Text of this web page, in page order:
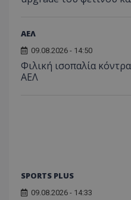
ΑΕΛ
09.08.2026 - 14:50
Φιλική ισοπαλία
ΑΕΛ
SPORTS PLUS
09.08.2026 - 14:33